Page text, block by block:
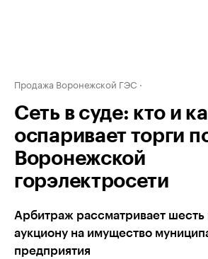
Продажа Воронежской ГЭС
Сеть в суде: кто и
оспаривает торги
Воронежской
горэлектросети
Арбитраж рассматривает шесть
аукциону на имущество
предприятия